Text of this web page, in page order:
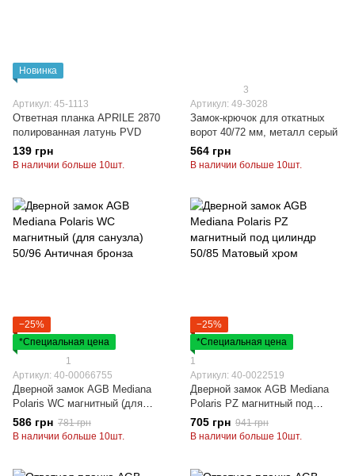
Новинка
Артикул: 45-1113
Ответная планка APRILE 2870
полированная латунь PVD
139 грн
В наличии больше 10шт.
3
Артикул: 49-3028
Замок-крючок для откатных
ворот 40/72 мм, металл серый
564 грн
В наличии больше 10шт.
−25%
*Специальная цена
1
Артикул: 40-00066755
Дверной замок AGB Mediana
Polaris WC магнитный (для
санузла) 50/96 Античная
бронза
586 грн 781 грн
В наличии больше 10шт.
−25%
*Специальная цена
1
Артикул: 40-0022519
Дверной замок AGB Mediana
Polaris PZ магнитный под
цилиндр 50/85 Матовый хром
705 грн 941 грн
В наличии больше 10шт.